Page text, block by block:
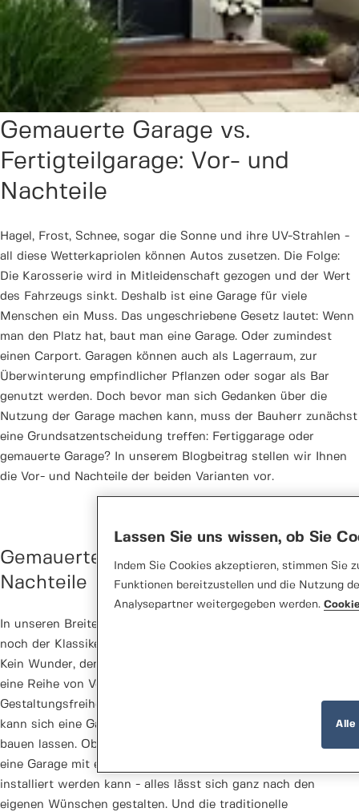
Gemauerte Garage vs.
Fertigteilgarage: Vor- und
Nachteile
Hagel, Frost, Schnee, sogar die Sonne und ihre UV-Strahlen -
all diese Wetterkapriolen können Autos zusetzen. Die Folge:
Die Karosserie wird in Mitleidenschaft gezogen und der Wert
des Fahrzeugs sinkt. Deshalb ist eine Garage für viele
Menschen ein Muss. Das ungeschriebene Gesetz lautet: Wenn
man den Platz hat, baut man eine Garage. Oder zumindest
einen Carport. Garagen können auch als Lagerraum, zur
Überwinterung empfindlicher Pflanzen oder sogar als Bar
genutzt werden. Doch bevor man sich Gedanken über die
Nutzung der Garage machen kann, muss der Bauherr zunächst
eine Grundsatzentscheidung treffen: Fertiggarage oder
gemauerte Garage? In unserem Blogbeitrag stellen wir Ihnen
die Vor- und Nachteile der beiden Varianten vor.
Gemauerte Garagen: Vor- und
Nachteile
In unseren Breitengraden ist eine gemauerte Garage immer
noch der Klassiker, der wohl nie aus der Mode kommen wird.
Kein Wunder, denn diese Bauweise bietet Garagenbesitzern
eine Reihe von Vorteilen - allen voran die große
Gestaltungsfreiheit. Wer sich für diese Variante entscheidet,
kann sich eine Garage ganz nach seinem eigenen Geschmack
bauen lassen. Ob eine Doppelgarage mit viel Stauraum oder
eine Garage mit einem Dach, auf dem eine Photovoltaikanlage
installiert werden kann - alles lässt sich ganz nach den
eigenen Wünschen gestalten. Und die traditionelle
Lassen Sie uns wissen, ob Sie
Indem Sie Cookies akzeptieren, stimmen Sie
Funktionen bereitzustellen und die Nutzung
Analysepartner weitergegeben werden.
Alle